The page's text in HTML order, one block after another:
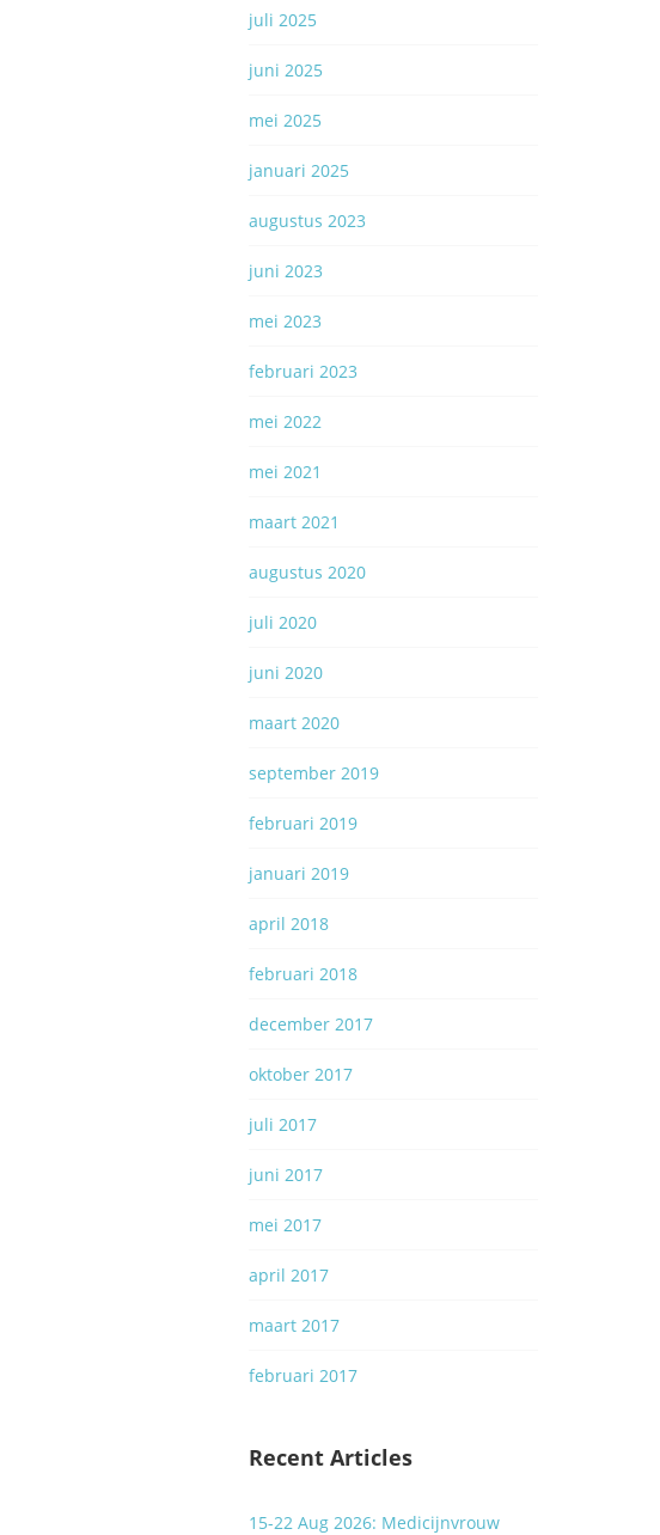
juli 2025
juni 2025
mei 2025
januari 2025
augustus 2023
juni 2023
mei 2023
februari 2023
mei 2022
mei 2021
maart 2021
augustus 2020
juli 2020
juni 2020
maart 2020
september 2019
februari 2019
januari 2019
april 2018
februari 2018
december 2017
oktober 2017
juli 2017
juni 2017
mei 2017
april 2017
maart 2017
februari 2017
Recent Articles
15-22 Aug 2026: Medicijnvrouw